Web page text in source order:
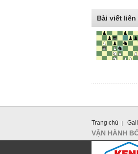
Bài viết liên
Trang chủ
VẬN HÀNH